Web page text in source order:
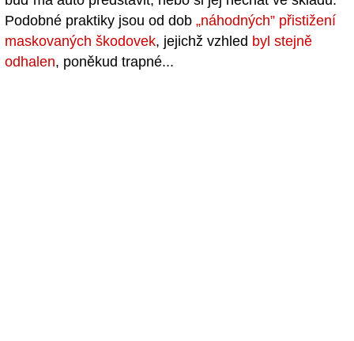
Podobné praktiky jsou od dob „náhodných” přistižení
maskovaných škodovek, jejichž vzhled byl stejně
odhalen, poněkud trapné...